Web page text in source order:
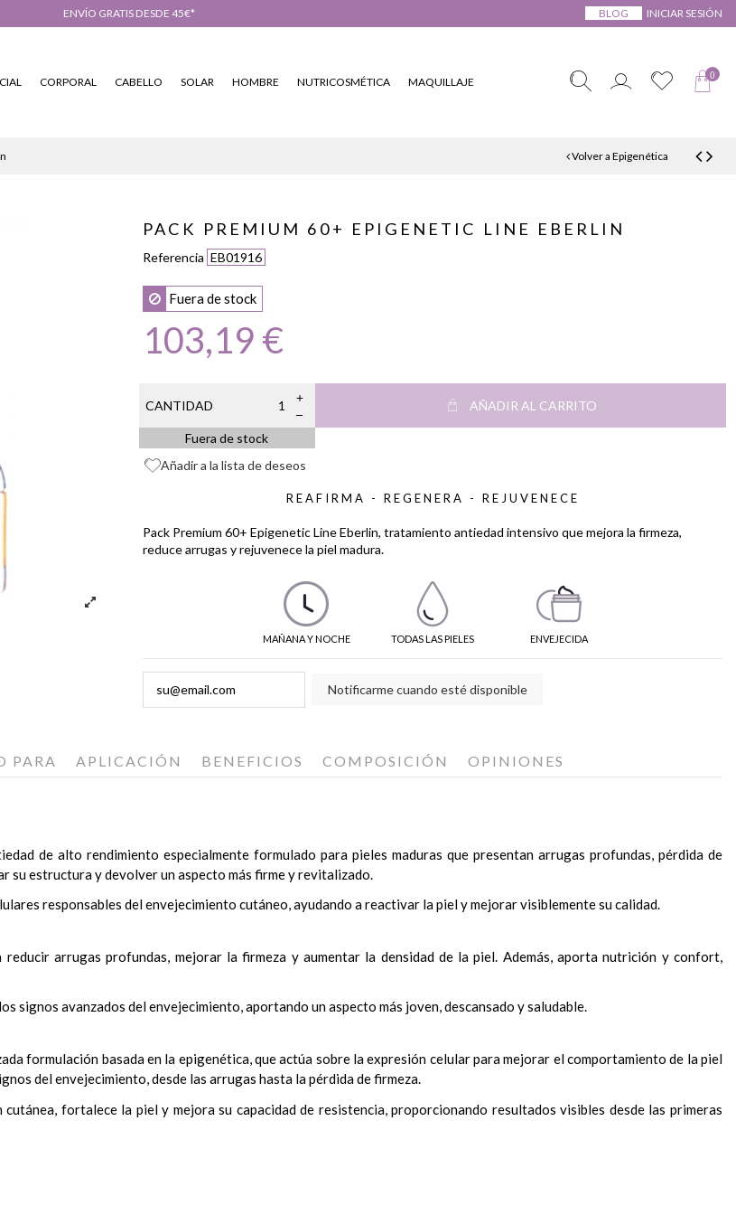
ENVÍO GRATIS DESDE 45€* BLOG INICIAR SESIÓN
CORPORAL CABELLO SOLAR HOMBRE NUTRICOSMÉTICA MAQUILLAJE
0
Volver a Epigenética
PACK PREMIUM 60+ EPIGENETIC LINE EBERLIN
Referencia EB01916
Fuera de stock
103,19 €
CANTIDAD AÑADIR AL CARRITO
Fuera de stock
Añadir a la lista de deseos
REAFIRMA - REGENERA - REJUVENECE
Pack Premium 60+ Epigenetic Line Eberlin, tratamiento antiedad intensivo que mejora la firmeza,
reduce arrugas y rejuvenece la piel madura.
MAÑANA Y NOCHE TODAS LAS PIELES ENVEJECIDA
Notificarme cuando esté disponible
PARA APLICACIÓN BENEFICIOS COMPOSICIÓN OPINIONES
de alto rendimiento especialmente formulado para pieles maduras que presentan arrugas profundas, pérdida de
su estructura y devolver un aspecto más firme y revitalizado.
responsables del envejecimiento cutáneo, ayudando a reactivar la piel y mejorar visiblemente su calidad.
reducir arrugas profundas, mejorar la firmeza y aumentar la densidad de la piel. Además, aporta nutrición y confort,
signos avanzados del envejecimiento, aportando un aspecto más joven, descansado y saludable.
formulación basada en la epigenética, que actúa sobre la expresión celular para mejorar el comportamiento de la piel
del envejecimiento, desde las arrugas hasta la pérdida de firmeza.
fortalece la piel y mejora su capacidad de resistencia, proporcionando resultados visibles desde las primeras